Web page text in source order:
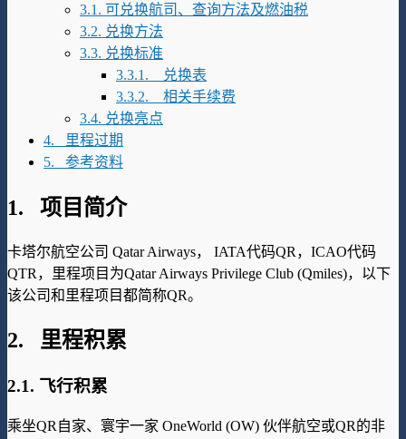
3.1. 可兑换航司、查询方法及燃油税
3.2. 兑换方法
3.3. 兑换标准
3.3.1. 兑换表
3.3.2. 相关手续费
3.4. 兑换亮点
4. 里程过期
5. 参考资料
1. 项目简介
卡塔尔航空公司 Qatar Airways， IATA代码QR，ICAO代码
QTR，里程项目为Qatar Airways Privilege Club (Qmiles)，以下
该公司和里程项目都简称QR。
2. 里程积累
2.1. 飞行积累
乘坐QR自家、寰宇一家 OneWorld (OW) 伙伴航空或QR的非